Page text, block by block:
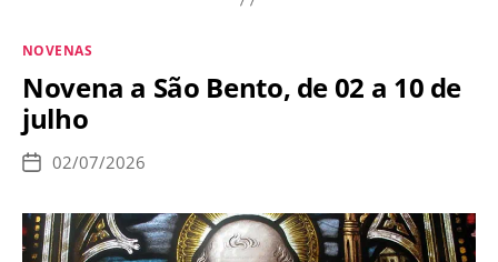
Carmo
a
15
Categorias
NOVENAS
Novena a São Bento, de 02 a 10 de
julho
Data
publicação
02/07/2026